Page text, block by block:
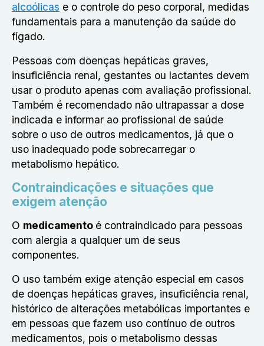
alcoólicas e o controle do peso corporal, medidas
fundamentais para a manutenção da saúde do
fígado.
Pessoas com doenças hepáticas graves,
insuficiência renal, gestantes ou lactantes devem
usar o produto apenas com avaliação profissional.
Também é recomendado não ultrapassar a dose
indicada e informar ao profissional de saúde
sobre o uso de outros medicamentos, já que o
uso inadequado pode sobrecarregar o
metabolismo hepático.
Contraindicações e situações que
exigem atenção
O medicamento é contraindicado para pessoas
com alergia a qualquer um de seus
componentes.
O uso também exige atenção especial em casos
de doenças hepáticas graves, insuficiência renal,
histórico de alterações metabólicas importantes e
em pessoas que fazem uso contínuo de outros
medicamentos, pois o metabolismo dessas